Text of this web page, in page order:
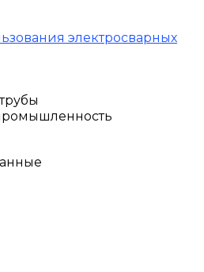
электросварных